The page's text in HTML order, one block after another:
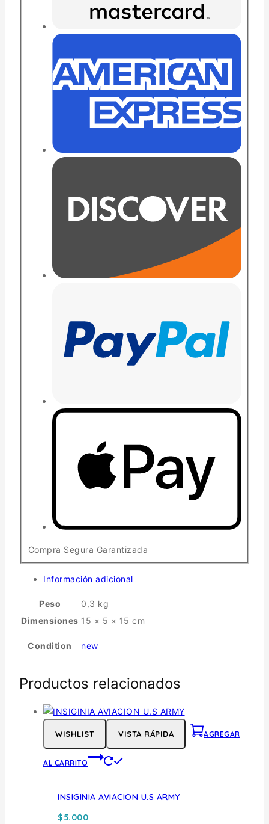
Compra Segura Garantizada
Información adicional
Peso
0,3 kg
Dimensiones 15 × 5 × 15 cm
Condition new
Productos relacionados
WISHLIST VISTA RÁPIDA AGREGAR
AL CARRITO
INSIGINIA AVIACION U.S ARMY
$5.000